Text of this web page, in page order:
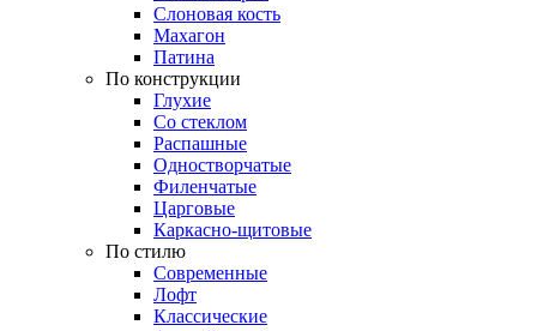
Слоновая кость
Махагон
Патина
По конструкции
Глухие
Со стеклом
Распашные
Одностворчатые
Филенчатые
Царговые
Каркасно-щитовые
По стилю
Современные
Лофт
Классические